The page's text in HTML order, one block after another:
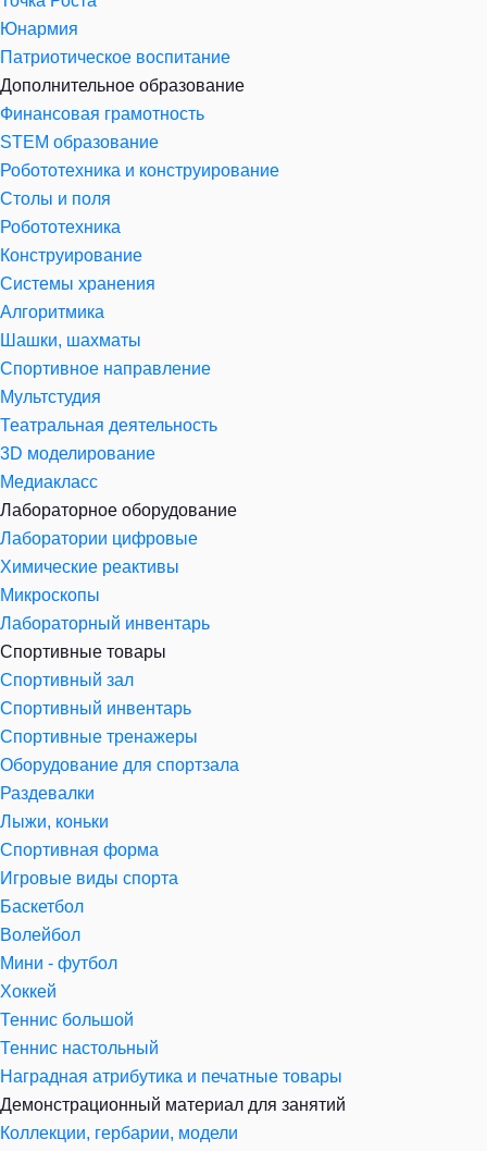
Юнармия
Патриотическое воспитание
Дополнительное образование
Финансовая грамотность
STEM образование
Робототехника и конструирование
Столы и поля
Робототехника
Конструирование
Системы хранения
Алгоритмика
Шашки, шахматы
Спортивное направление
Мультстудия
Театральная деятельность
3D моделирование
Медиакласс
Лабораторное оборудование
Лаборатории цифровые
Химические реактивы
Микроскопы
Лабораторный инвентарь
Спортивные товары
Спортивный зал
Спортивный инвентарь
Спортивные тренажеры
Оборудование для спортзала
Раздевалки
Лыжи, коньки
Спортивная форма
Игровые виды спорта
Баскетбол
Волейбол
Мини - футбол
Хоккей
Теннис большой
Теннис настольный
Наградная атрибутика и печатные товары
Демонстрационный материал для занятий
Коллекции, гербарии, модели